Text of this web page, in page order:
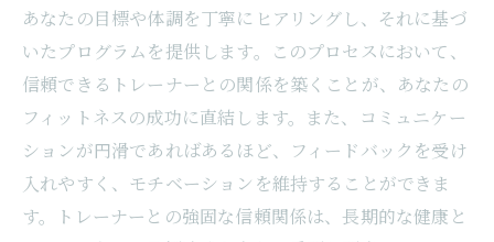
あなたの目標や体調を丁寧にヒアリングし、それに基づ
いたプログラムを提供します。このプロセスにおいて、
信頼できるトレーナーとの関係を築くことが、あなたの
フィットネスの成功に直結します。また、コミュニケー
ションが円滑であればあるほど、フィードバックを受け
入れやすく、モチベーションを維持することができま
す。トレーナーとの強固な信頼関係は、長期的な健康と